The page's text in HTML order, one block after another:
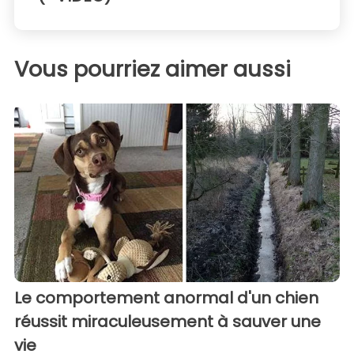
Vous pourriez aimer aussi
Le comportement anormal d'un chien
réussit miraculeusement à sauver une
vie